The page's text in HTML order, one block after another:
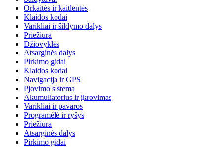
Orkaitės ir kaitlentės
Klaidos kodai
Varikliai ir šildymo dalys
Priežiūra
Džiovyklės
Atsarginės dalys
Pirkimo gidai
Klaidos kodai
Navigacija ir GPS
Pjovimo sistema
Akumuliatorius ir įkrovimas
Varikliai ir pavaros
Programėlė ir ryšys
Priežiūra
Atsarginės dalys
Pirkimo gidai